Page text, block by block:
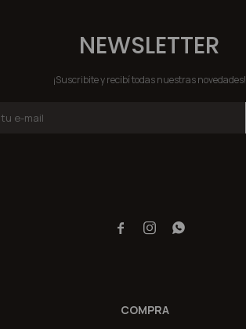
COMPRA
NEWSLETTER
¡Suscribite y recibí todas nuestras novedades!
  